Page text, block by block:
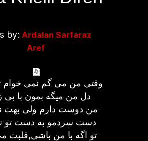
by: Ardalan Sarfaraz
Aref
وقتی من می گم نمی خوام
دل من میگه بمون با بی
من دوست دارم ولی بهت
دست سردمو به دست تو
تو اگه با من باشی,قلبت